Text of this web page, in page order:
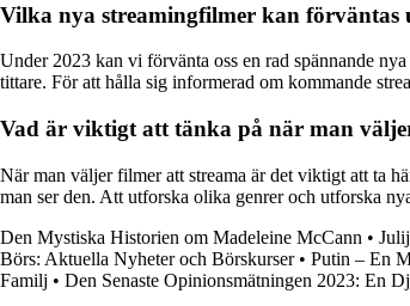
Vilka nya streamingfilmer kan förväntas
Under 2023 kan vi förvänta oss en rad spännande
tittare. För att hålla sig informerad om kommande
Vad är viktigt att tänka på när man
När man väljer filmer att streama är det viktigt att ta
man ser den. Att utforska olika genrer och utforska
Den Mystiska Historien om Madeleine McCann •
Börs: Aktuella Nyheter och Börskurser• Putin – En
Familj • Den Senaste Opinionsmätningen 2023: En